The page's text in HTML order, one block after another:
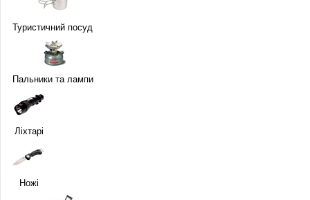
Туристичний посуд
Пальники та лампи
Ліхтарі
Ножі